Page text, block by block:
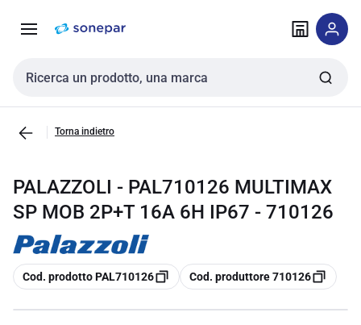
navigazione alla
Cerca input
Torna indietro
PALAZZOLI - PAL710126 MULTIMAX
SP MOB 2P+T 16A 6H IP67 - 710126
copia
Cod. prodotto PAL710126 copia
Cod. produttore 710126